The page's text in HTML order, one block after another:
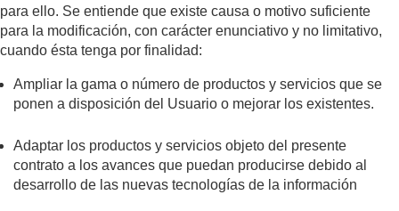
para ello. Se entiende que existe causa o motivo suficiente
para la modificación, con carácter enunciativo y no limitativo,
cuando ésta tenga por finalidad:
Ampliar la gama o número de productos y servicios que se
ponen a disposición del Usuario o mejorar los existentes.
Adaptar los productos y servicios objeto del presente
contrato a los avances que puedan producirse debido al
desarrollo de las nuevas tecnologías de la información